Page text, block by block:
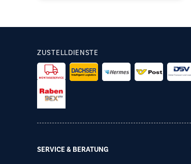
ZUSTELLDIENSTE
SERVICE & BERATUNG